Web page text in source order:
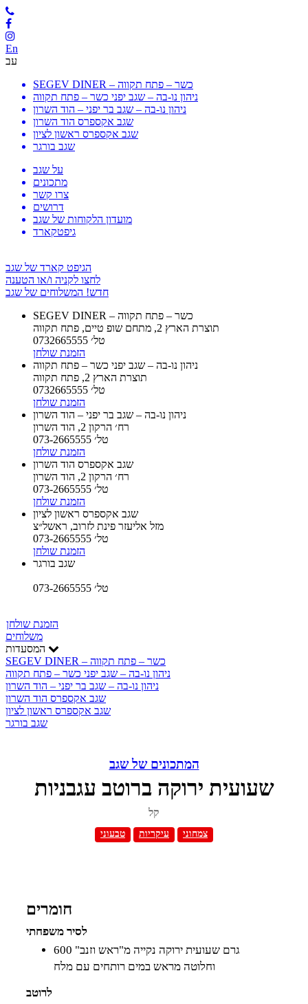
En
עב
SEGEV DINER – כשר – פתח תקווה
ניהון נו-בה – שגב יפני כשר – פתח תקווה
ניהון נו-בה – שגב בר יפני – הוד השרון
שגב אקספרס הוד השרון
שגב אקספרס ראשון לציון
שגב בורגר
על שגב
מתכונים
צרו קשר
דרושים
מועדון הלקוחות של שגב
גיפטקארד
הגיפט קארד של שגב
לחצו לקניה ו/או הטענה
חדש! המשלוחים של שגב
SEGEV DINER – כשר – פתח תקווה
תוצרת הארץ 2, מתחם שופ טיים, פתח תקווה
טל׳ 0732665555
הזמנת שולחן
ניהון נו-בה – שגב יפני כשר – פתח תקווה
תוצרת הארץ 2, פתח תקווה
טל׳ 0732665555
הזמנת שולחן
ניהון נו-בה – שגב בר יפני – הוד השרון
רח׳ הרקון 2, הוד השרון
טל׳ 073-2665555
הזמנת שולחן
שגב אקספרס הוד השרון
רח׳ הרקון 2, הוד השרון
טל׳ 073-2665555
הזמנת שולחן
שגב אקספרס ראשון לציון
מזל אליעזר פינת לזרוב, ראשל״צ
טל׳ 073-2665555
הזמנת שולחן
שגב בורגר
טל׳ 073-2665555
הזמנת שולחן
משלוחים
SEGEV DINER – כשר – פתח תקווה
ניהון נו-בה – שגב יפני כשר – פתח תקווה
ניהון נו-בה – שגב בר יפני – הוד השרון
שגב אקספרס הוד השרון
שגב אקספרס ראשון לציון
שגב בורגר
המתכונים של שגב
שעועית ירוקה ברוטב עגבניות
קל
טבעוני עיקריות צמחוני
חומרים
לסיר משפחתי
600 גרם שעועית ירוקה נקייה מ"ראש וזנב"
וחלוטה מראש במים רותחים עם מלח
לרוטב